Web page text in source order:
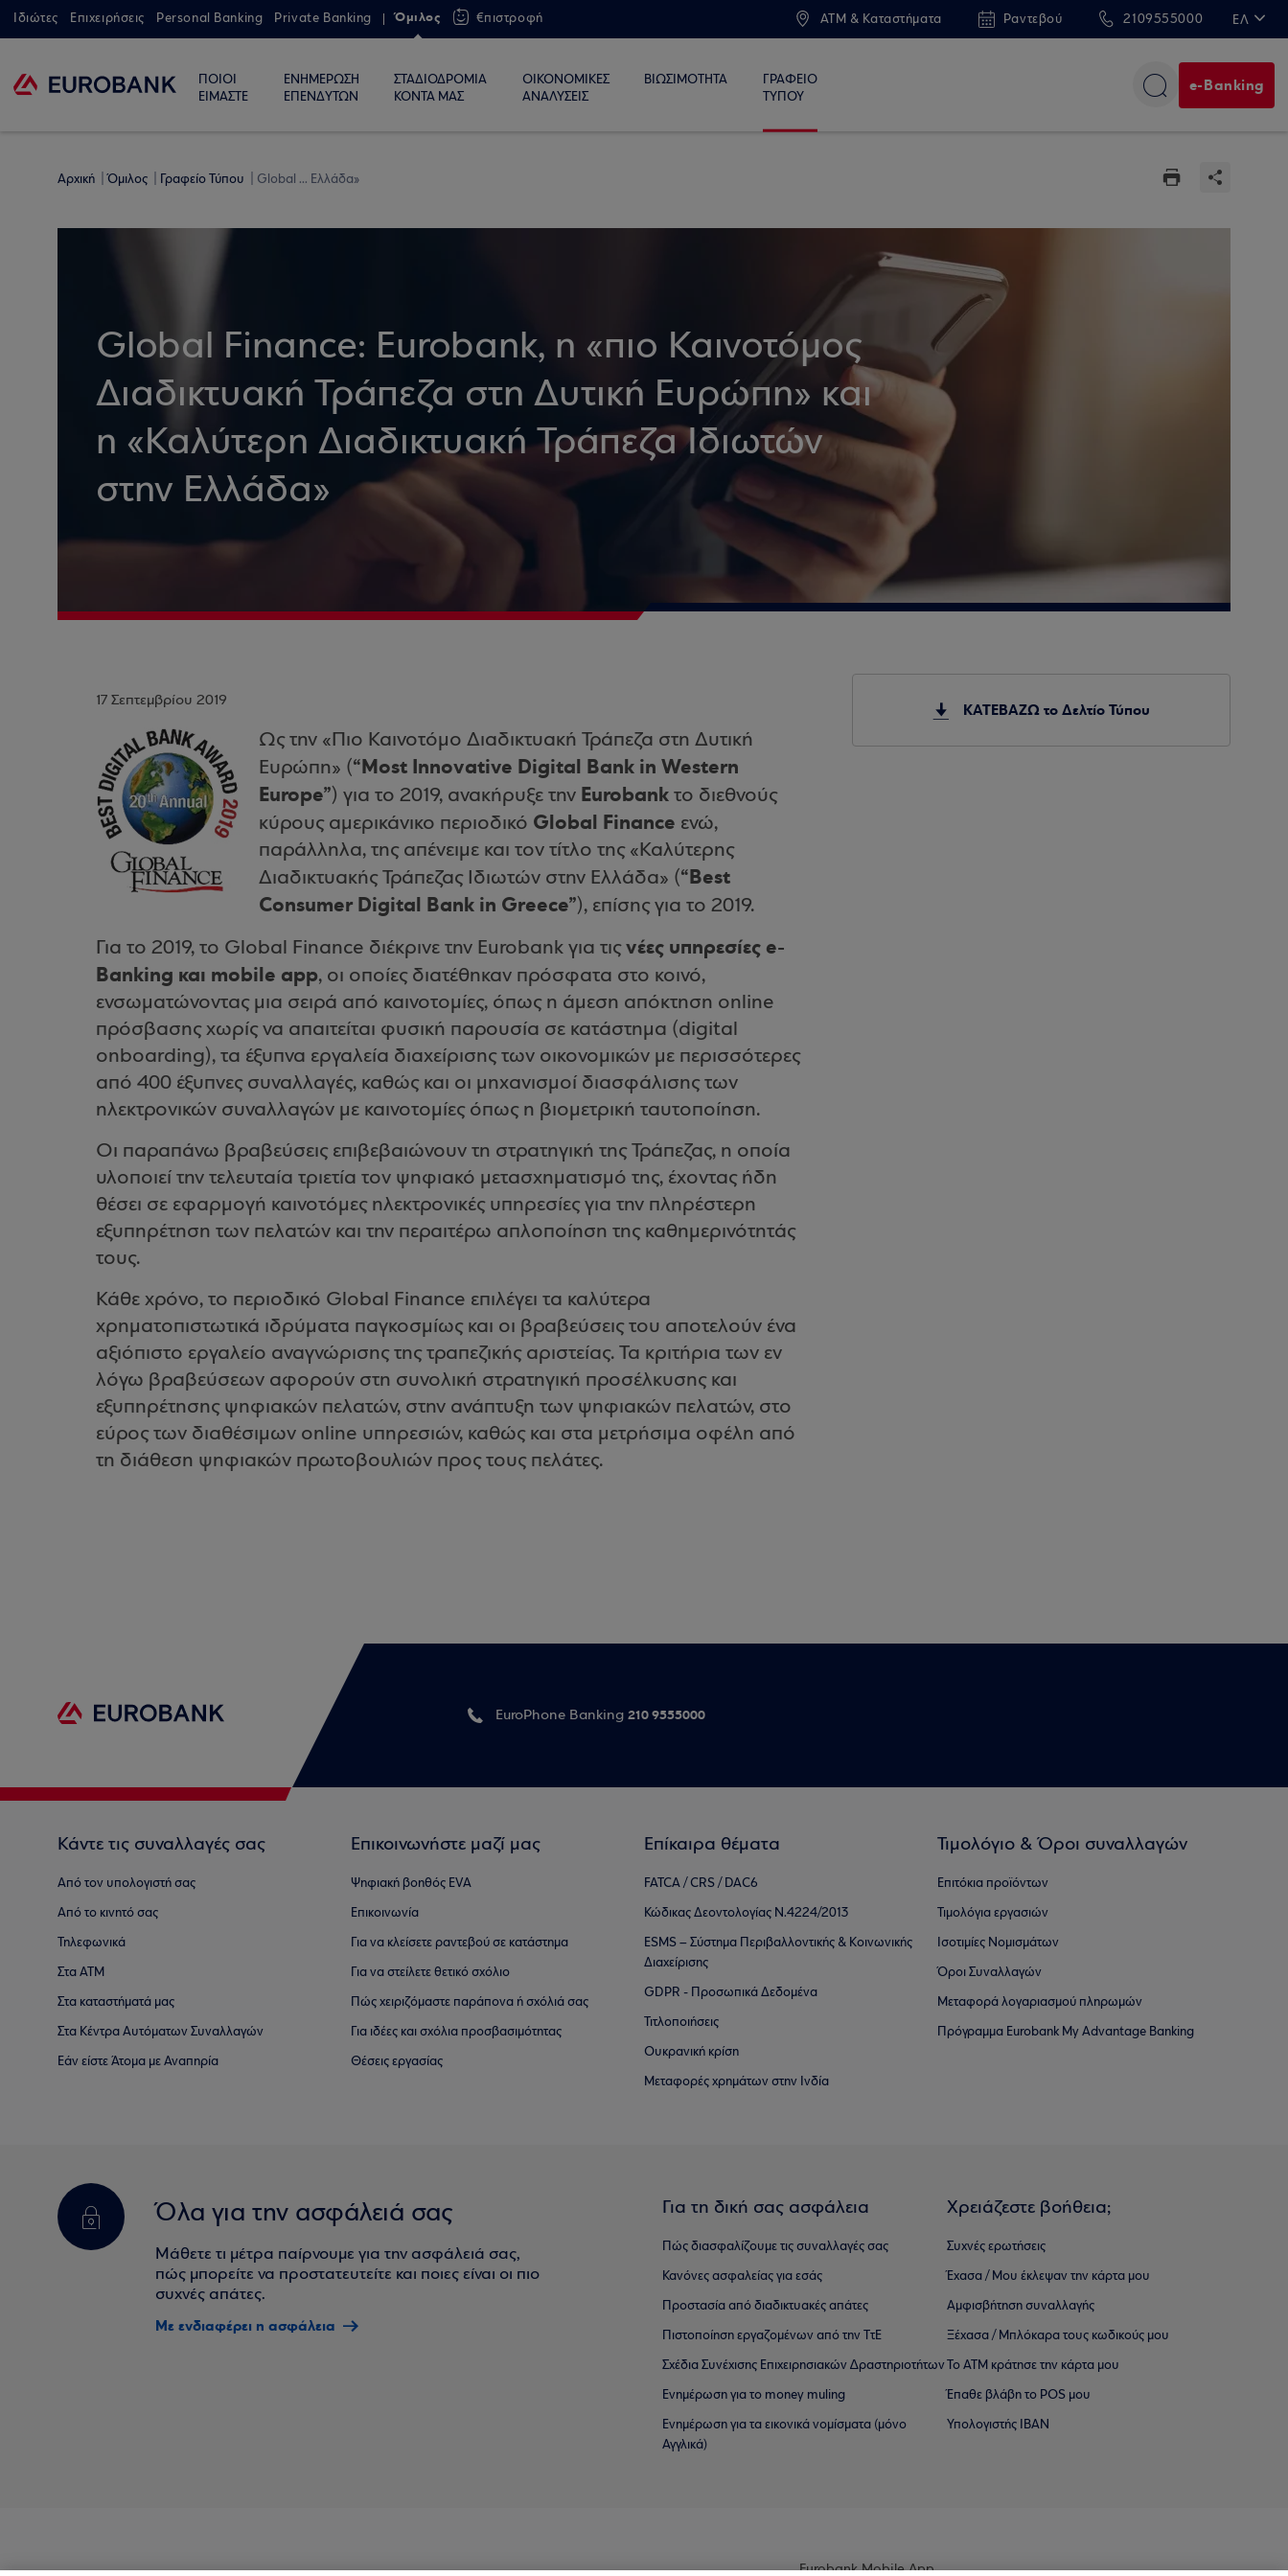
Ιδιώτες Επιχειρήσεις Personal Banking Private Banking Όμιλος €πιστροφή ATM & Καταστήματα Ραντεβού 2109555000 ΕΛ
ΠΟΙΟΙ
ΕΙΜΑΣΤΕ
ΕΝΗΜΕΡΩΣΗ
ΕΠΕΝΔΥΤΩΝ
ΣΤΑΔΙΟΔΡΟΜΙΑ
ΚΟΝΤΑ ΜΑΣ
ΟΙΚΟΝΟΜΙΚΕΣ
ΑΝΑΛΥΣΕΙΣ
ΒΙΩΣΙΜΟΤΗΤΑ
ΓΡΑΦΕΙΟ
ΤΥΠΟΥ
e-Banking
Αρχική Όμιλος Γραφείο Τύπου Global ... Ελλάδα»
Global Finance: Eurobank, η «πιο Καινοτόμος
Διαδικτυακή Τράπεζα στη Δυτική Ευρώπη» και
η «Καλύτερη Διαδικτυακή Τράπεζα Ιδιωτών
στην Ελλάδα»
17 Σεπτεμβρίου 2019
Ως την «Πιο Καινοτόμο Διαδικτυακή Τράπεζα στη Δυτική
Ευρώπη» (“Most Innovative Digital Bank in Western
Europe”) για το 2019, ανακήρυξε την Eurobank το διεθνούς
κύρους αμερικάνικο περιοδικό Global Finance ενώ,
παράλληλα, της απένειμε και τον τίτλο της «Καλύτερης
Διαδικτυακής Τράπεζας Ιδιωτών στην Ελλάδα» (“Best
Consumer Digital Bank in Greece”), επίσης για το 2019.
Για το 2019, το Global Finance διέκρινε την Eurobank για τιςνέες υπηρεσίες e-
Banking και mobile app, οι οποίες διατέθηκαν πρόσφατα στο κοινό,
ενσωματώνοντας μια σειρά από καινοτομίες, όπως η άμεση απόκτηση online
πρόσβασης χωρίς να απαιτείται φυσική παρουσία σε κατάστημα (digital
onboarding), τα έξυπνα εργαλεία διαχείρισης των οικονομικών με περισσότερες
από 400 έξυπνες συναλλαγές, καθώς και οι μηχανισμοί διασφάλισης των
ηλεκτρονικών συναλλαγών με καινοτομίες όπως η βιομετρική ταυτοποίηση.
Οι παραπάνω βραβεύσεις επιβεβαιώνουν τη στρατηγική της Τράπεζας, η οποία
υλοποιεί την τελευταία τριετία τον ψηφιακό μετασχηματισμό της, έχοντας ήδη
θέσει σε εφαρμογή καινοτόμες ηλεκτρονικές υπηρεσίες για την πληρέστερη
εξυπηρέτηση των πελατών και την περαιτέρω απλοποίηση της καθημερινότητάς
τους.
Κάθε χρόνο, το περιοδικό Global Finance επιλέγει τα καλύτερα
χρηματοπιστωτικά ιδρύματα παγκοσμίως και οι βραβεύσεις του αποτελούν ένα
αξιόπιστο εργαλείο αναγνώρισης της τραπεζικής αριστείας. Τα κριτήρια των εν
λόγω βραβεύσεων αφορούν στη συνολική στρατηγική προσέλκυσης και
εξυπηρέτησης ψηφιακών πελατών, στην ανάπτυξη των ψηφιακών πελατών, στο
εύρος των διαθέσιμων online υπηρεσιών, καθώς και στα μετρήσιμα οφέλη από
τη διάθεση ψηφιακών πρωτοβουλιών προς τους πελάτες.
ΚΑΤΕΒΑΖΩ το Δελτίο Τύπου
EuroPhone Banking 210 9555000
Κάντε τις συναλλαγές σας
Από τον υπολογιστή σας
Από το κινητό σας
Τηλεφωνικά
Στα ΑΤΜ
Στα καταστήματά μας
Στα Κέντρα Αυτόματων Συναλλαγών
Εάν είστε Άτομα με Αναπηρία
Επικοινωνήστε μαζί μας
Ψηφιακή βοηθός EVA
Επικοινωνία
Για να κλείσετε ραντεβού σε κατάστημα
Για να στείλετε θετικό σχόλιο
Πώς χειριζόμαστε παράπονα ή σχόλιά σας
Για ιδέες και σχόλια προσβασιμότητας
Θέσεις εργασίας
Επίκαιρα θέματα
FATCA / CRS / DAC6
Κώδικας Δεοντολογίας Ν.4224/2013
ESMS – Σύστημα Περιβαλλοντικής & Κοινωνικής
Διαχείρισης
GDPR - Προσωπικά Δεδομένα
Τιτλοποιήσεις
Ουκρανική κρίση
Μεταφορές χρημάτων στην Ινδία
Τιμολόγιο & Όροι συναλλαγών
Επιτόκια προϊόντων
Τιμολόγια εργασιών
Ισοτιμίες Νομισμάτων
Όροι Συναλλαγών
Μεταφορά λογαριασμού πληρωμών
Πρόγραμμα Eurobank My Advantage Banking
Όλα για την ασφάλειά σας
Μάθετε τι μέτρα παίρνουμε για την ασφάλειά σας,
πώς μπορείτε να προστατευτείτε και ποιες είναι οι πιο
συχνές απάτες.
Με ενδιαφέρει η ασφάλεια
Για τη δική σας ασφάλεια
Πώς διασφαλίζουμε τις συναλλαγές σας
Κανόνες ασφαλείας για εσάς
Προστασία από διαδικτυακές απάτες
Πιστοποίηση εργαζομένων από την ΤτΕ
Σχέδια Συνέχισης Επιχειρησιακών ∆ραστηριοτήτων
Ενημέρωση για το money muling
Ενημέρωση για τα εικονικά νομίσματα (μόνο
Αγγλικά)
Χρειάζεστε βοήθεια;
Συχνές ερωτήσεις
Έχασα / Μου έκλεψαν την κάρτα μου
Αμφισβήτηση συναλλαγής
Ξέχασα / Μπλόκαρα τους κωδικούς μου
Το ΑΤΜ κράτησε την κάρτα μου
Έπαθε βλάβη το POS μου
Υπολογιστής IBAN
Eurobank Mobile App